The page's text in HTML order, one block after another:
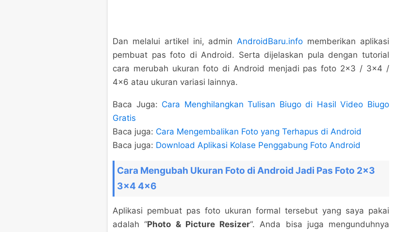
Dan melalui artikel ini, admin AndroidBaru.info memberikan aplikasi
pembuat pas foto di Android. Serta dijelaskan pula dengan tutorial
cara merubah ukuran foto di Android menjadi pas foto 2×3 / 3×4 /
4×6 atau ukuran variasi lainnya.
Baca Juga: Cara Menghilangkan Tulisan Biugo di Hasil Video Biugo
Gratis
Baca juga: Cara Mengembalikan Foto yang Terhapus di Android
Baca juga: Download Aplikasi Kolase Penggabung Foto Android
Cara Mengubah Ukuran Foto di Android Jadi Pas Foto 2×3
3×4 4×6
Aplikasi pembuat pas foto ukuran formal tersebut yang saya pakai
adalah “Photo & Picture Resizer“. Anda bisa juga mengunduhnya